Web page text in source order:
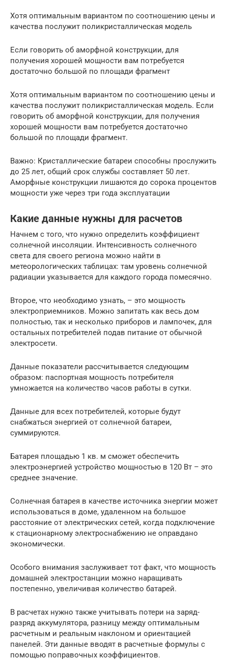
Хотя оптимальным вариантом по соотношению цены и
качества послужит поликристаллическая модель
Если говорить об аморфной конструкции, для
получения хорошей мощности вам потребуется
достаточно большой по площади фрагмент
Хотя оптимальным вариантом по соотношению цены и
качества послужит поликристаллическая модель. Если
говорить об аморфной конструкции, для получения
хорошей мощности вам потребуется достаточно
большой по площади фрагмент.
Важно: Кристаллические батареи способны прослужить
до 25 лет, общий срок службы составляет 50 лет.
Аморфные конструкции лишаются до сорока процентов
мощности уже через три года эксплуатации
Какие данные нужны для расчетов
Начнем с того, что нужно определить коэффициент
солнечной инсоляции. Интенсивность солнечного
света для своего региона можно найти в
метеорологических таблицах: там уровень солнечной
радиации указывается для каждого города помесячно.
Второе, что необходимо узнать, – это мощность
электроприемников. Можно запитать как весь дом
полностью, так и несколько приборов и лампочек, для
остальных потребителей подав питание от обычной
электросети.
Данные показатели рассчитывается следующим
образом: паспортная мощность потребителя
умножается на количество часов работы в сутки.
Данные для всех потребителей, которые будут
снабжаться энергией от солнечной батареи,
суммируются.
Батарея площадью 1 кв. м сможет обеспечить
электроэнергией устройство мощностью в 120 Вт – это
среднее значение.
Солнечная батарея в качестве источника энергии может
использоваться в доме, удаленном на большое
расстояние от электрических сетей, когда подключение
к стационарному электроснабжению не оправдано
экономически.
Особого внимания заслуживает тот факт, что мощность
домашней электростанции можно наращивать
постепенно, увеличивая количество батарей.
В расчетах нужно также учитывать потери на заряд-
разряд аккумулятора, разницу между оптимальным
расчетным и реальным наклоном и ориентацией
панелей. Эти данные вводят в расчетные формулы с
помощью поправочных коэффициентов.